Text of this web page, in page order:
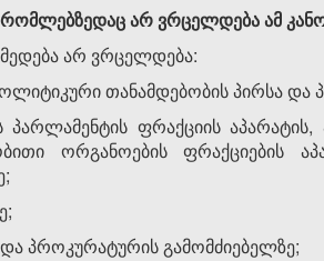
რომლებზედაც არ ვრცელდება ამ
არ ვრცელდება:
თანამდებობის პირსა
პარლამენტის ფრაქციის
ორგანოების ფრაქციების
პროკურატურის გამომძიებელზე;